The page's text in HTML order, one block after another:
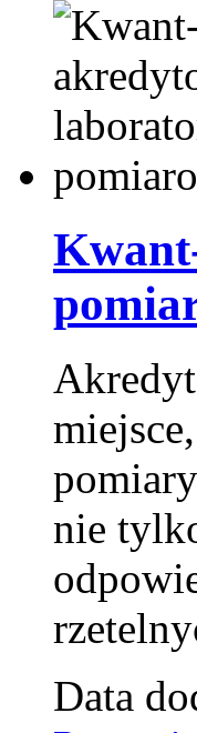
nie
Data